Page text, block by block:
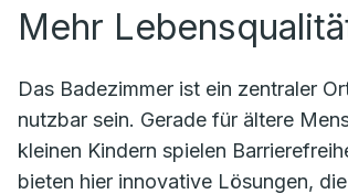
Mehr
Das Badezimmer ist ein zentraler
nutzbar sein. Gerade für ältere
kleinen Kindern spielen
bieten hier innovative Lösungen,